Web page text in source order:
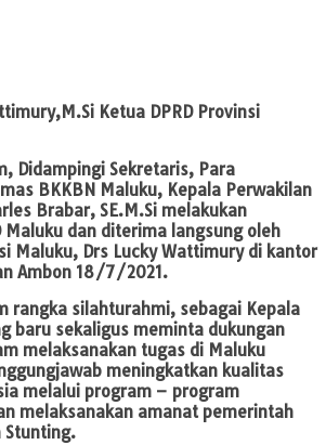
Ketua DPRD Provinsi
Didampingi Sekretaris, Para
BKKBN Maluku, Kepala Perwakilan
Brabar, SE.M.Si melakukan
Maluku dan diterima langsung oleh
Maluku, Drs Lucky Wattimury di kantor
Ambon 18/7/2021.
rangka silahturahmi, sebagai Kepala
baru sekaligus meminta dukungan
melaksanakan tugas di Maluku
meningkatkan kualitas
melalui program – program
melaksanakan amanat pemerintah
Stunting.